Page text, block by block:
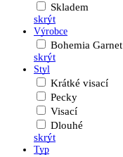
Skladem
skrýt
Výrobce
Bohemia Garnet
skrýt
Styl
Krátké visací
Pecky
Visací
Dlouhé
skrýt
Typ